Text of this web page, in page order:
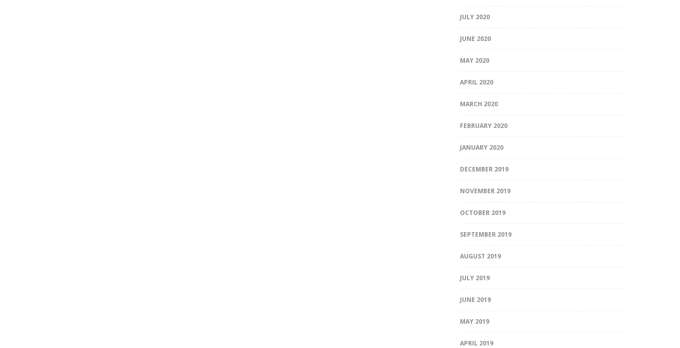
JULY 2020
JUNE 2020
MAY 2020
APRIL 2020
MARCH 2020
FEBRUARY 2020
JANUARY 2020
DECEMBER 2019
NOVEMBER 2019
OCTOBER 2019
SEPTEMBER 2019
AUGUST 2019
JULY 2019
JUNE 2019
MAY 2019
APRIL 2019